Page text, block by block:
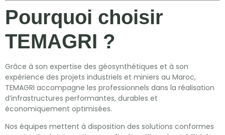
Pourquoi choisir
TEMAGRI ?
Grâce à son expertise des géosynthétiques et à son
expérience des projets industriels et miniers au Maroc,
TEMAGRI accompagne les professionnels dans la réalisation
d’infrastructures performantes, durables et
économiquement optimisées.
Nos équipes mettent à disposition des solutions conformes